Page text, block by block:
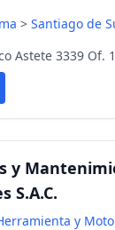
> Santiago de
Astete 3339 Of.
y
S.A.C.
y